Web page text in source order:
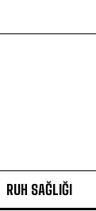
RUH SAĞLIĞI